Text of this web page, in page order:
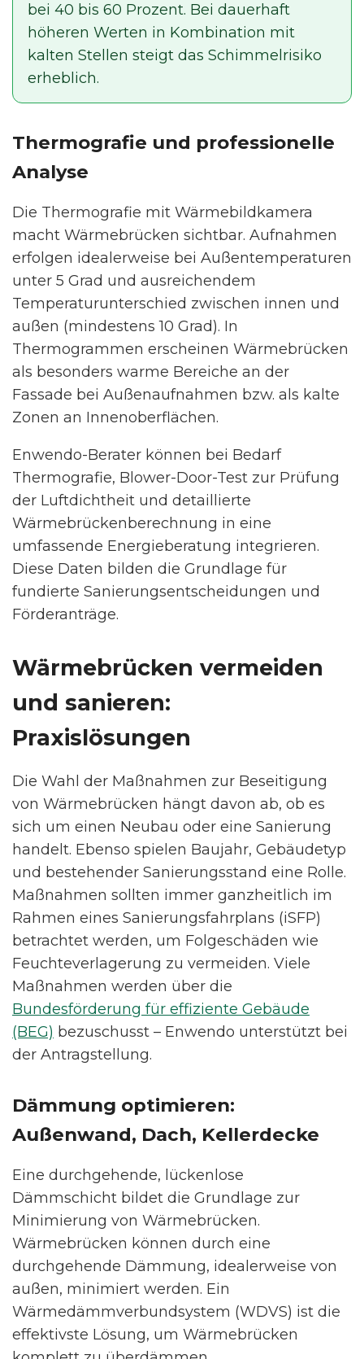
bei 40 bis 60 Prozent. Bei dauerhaft
höheren Werten in Kombination mit
kalten Stellen steigt das Schimmelrisiko
erheblich.
Thermografie und professionelle
Analyse
Die Thermografie mit Wärmebildkamera
macht Wärmebrücken sichtbar. Aufnahmen
erfolgen idealerweise bei Außentemperaturen
unter 5 Grad und ausreichendem
Temperaturunterschied zwischen innen und
außen (mindestens 10 Grad). In
Thermogrammen erscheinen Wärmebrücken
als besonders warme Bereiche an der
Fassade bei Außenaufnahmen bzw. als kalte
Zonen an Innenoberflächen.
Enwendo-Berater können bei Bedarf
Thermografie, Blower-Door-Test zur Prüfung
der Luftdichtheit und detaillierte
Wärmebrückenberechnung in eine
umfassende Energieberatung integrieren.
Diese Daten bilden die Grundlage für
fundierte Sanierungsentscheidungen und
Förderanträge.
Wärmebrücken vermeiden
und sanieren:
Praxislösungen
Die Wahl der Maßnahmen zur Beseitigung
von Wärmebrücken hängt davon ab, ob es
sich um einen Neubau oder eine Sanierung
handelt. Ebenso spielen Baujahr, Gebäudetyp
und bestehender Sanierungsstand eine Rolle.
Maßnahmen sollten immer ganzheitlich im
Rahmen eines Sanierungsfahrplans (iSFP)
betrachtet werden, um Folgeschäden wie
Feuchteverlagerung zu vermeiden. Viele
Maßnahmen werden über die
Bundesförderung für effiziente Gebäude
(BEG) bezuschusst – Enwendo unterstützt bei
der Antragstellung.
Dämmung optimieren:
Außenwand, Dach, Kellerdecke
Eine durchgehende, lückenlose
Dämmschicht bildet die Grundlage zur
Minimierung von Wärmebrücken.
Wärmebrücken können durch eine
durchgehende Dämmung, idealerweise von
außen, minimiert werden. Ein
Wärmedämmverbundsystem (WDVS) ist die
effektivste Lösung, um Wärmebrücken